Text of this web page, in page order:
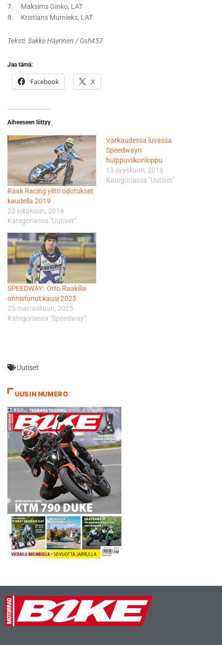
7. Maksims Ginko, LAT
8. Kristians Murnieks, LAT
Teksti: Sakke Häyrinen / Gsh457
Jaa tämä:
Facebook X
Aiheeseen liittyy
Raak Racing ylitti odotukset
kaudella 2019
22 lokakuun, 2019
Kategoriassa "Uutiset"
Varkaudessa luvassa
Speedwayn
huippuviikonloppu
13 syyskuun, 2018
Kategoriassa "Uutiset"
SPEEDWAY: Otto Raakilla
onnistunut kausi 2025
25 marraskuun, 2025
Kategoriassa "Speedway"
Uutiset
UUSIN NUMERO